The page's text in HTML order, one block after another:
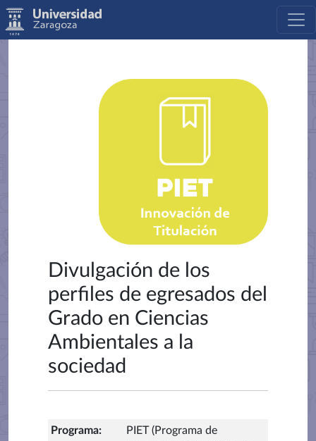
Divulgación de los
perfiles de egresados del
Grado en Ciencias
Ambientales a la
sociedad
Programa:
PIET (Programa de